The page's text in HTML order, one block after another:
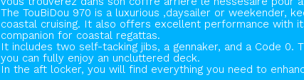
The TouBiDou 970 is a luxurious ,daysailer or weekender,
coastal cruising. It also offers excellent performance with
companion for coastal regattas.
It includes two self-tacking jibs, a gennaker, and a Code 0.
you can fully enjoy an uncluttered deck.
In the aft locker, you will find everything you need to